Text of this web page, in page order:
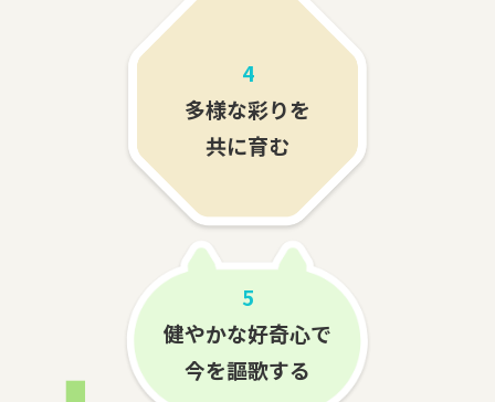
4
多様な彩りを
共に育む
5
健やかな好奇心で
今を謳歌する